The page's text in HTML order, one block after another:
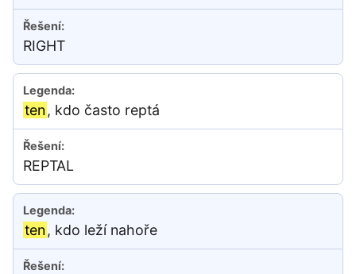
RIGHT
ten, kdo často reptá
REPTAL
ten, kdo leží nahoře